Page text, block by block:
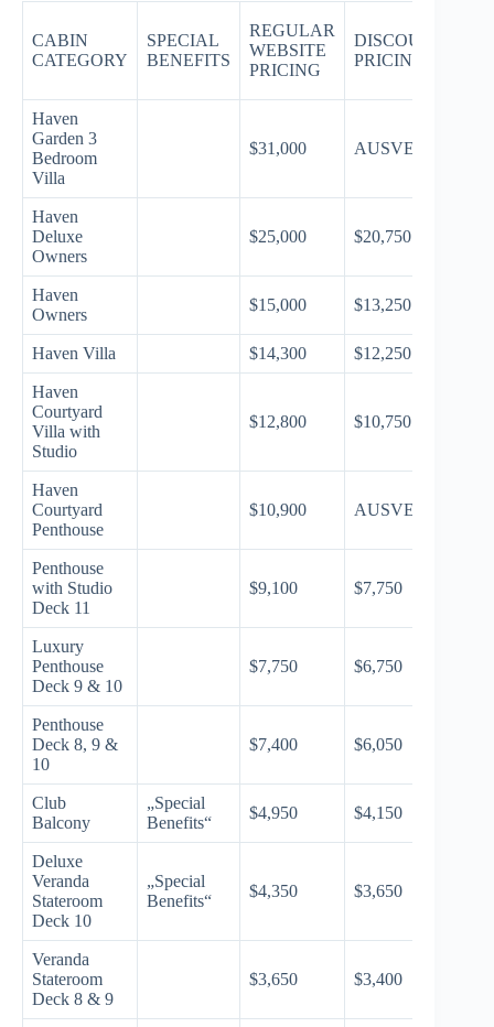
CABIN
CATEGORY
SPECIAL
BENEFITS
REGULAR
WEBSITE
PRICING
DISCOUNTED
PRICING
Haven
Garden 3
Bedroom
Villa
$31,000 AUSVERKAUFT
Haven
Deluxe
Owners
$25,000 $20,750
Haven
Owners
$15,000 $13,250
Haven Villa $14,300 $12,250
Haven
Courtyard
Villa with
Studio
$12,800 $10,750
Haven
Courtyard
Penthouse
$10,900 AUSVERKAUFT
Penthouse
with Studio
Deck 11
$9,100 $7,750
Luxury
Penthouse
Deck 9 & 10
$7,750 $6,750
Penthouse
Deck 8, 9 &
10
$7,400 $6,050
Club
Balcony
„Special
Benefits“
$4,950 $4,150
Deluxe
Veranda
Stateroom
Deck 10
„Special
Benefits“
$4,350 $3,650
Veranda
Stateroom
Deck 8 & 9
$3,650 $3,400